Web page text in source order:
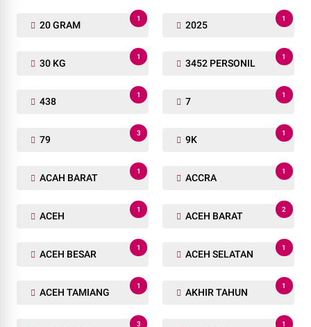
20 GRAM
1
2025
1
30 KG
1
3452 PERSONIL
1
438
1
7
1
79
3
9K
1
ACAH BARAT
1
ACCRA
1
ACEH
1
ACEH BARAT
2
ACEH BESAR
1
ACEH SELATAN
1
ACEH TAMIANG
1
AKHIR TAHUN
1
3 1